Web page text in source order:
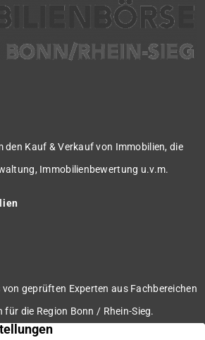
geprüften Experten aus Fachbereichen
für die Region Bonn / Rhein-Sieg.
den Kauf & Verkauf von Immobilien, die
Immobilienbewertung u.v.m.